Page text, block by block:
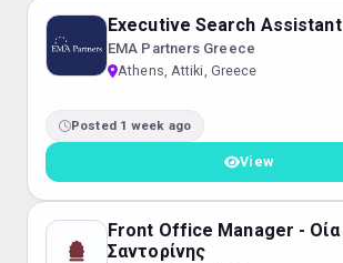
Executive Search Assistant
EMA Partners Greece
Athens, Attiki, Greece
Posted 1 week ago
View
Front Office Manager - Οία
Σαντορίνης